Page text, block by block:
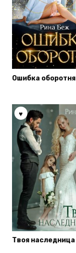
Ошибка оборотня
Твоя наследница